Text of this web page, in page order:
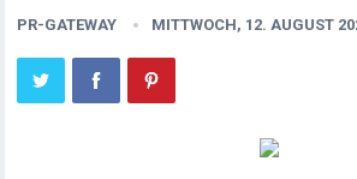
PR-GATEWAY MITTWOCH, 12. AUGUST